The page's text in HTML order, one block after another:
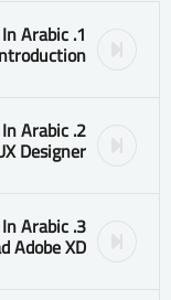
In Arabic
In Arabic
Designer?
In Arabic
Adobe XD